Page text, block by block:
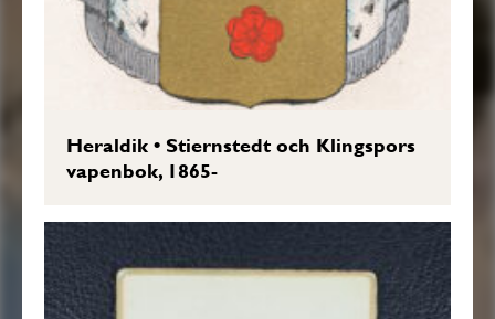
Heraldik•Stiernstedt och Klingspors
vapenbok, 1865-